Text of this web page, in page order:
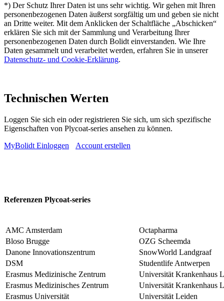
*) Der Schutz Ihrer Daten ist uns sehr wichtig. Wir gehen mit Ihren
personenbezogenen Daten äußerst sorgfältig um und geben sie nicht
an Dritte weiter. Mit dem Anklicken der Schaltfläche „Abschicken“
erklären Sie sich mit der Sammlung und Verarbeitung Ihrer
personenbezogenen Daten durch Bolidt einverstanden. Wie Ihre
Daten gesammelt und verarbeitet werden, erfahren Sie in unserer
Datenschutz- und Cookie-Erklärung.
Technischen Werten
Loggen Sie sich ein oder registrieren Sie sich, um sich spezifische
Eigenschaften von Plycoat-series ansehen zu können.
MyBolidt Einloggen
Account erstellen
Referenzen Plycoat-series
AMC Amsterdam
Octapharma
Bloso Brugge
OZG Scheemda
Danone Innovationszentrum
SnowWorld Landgraaf
DSM
Studentlife Antwerpen
Erasmus Medizinische Zentrum
Universität Krankenhaus
Erasmus Medizinisches Zentrum
Universität Krankenhaus
Erasmus Universität
Universität Leiden